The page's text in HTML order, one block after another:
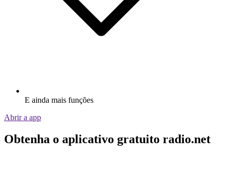
E ainda mais funções
Abrir a app
Obtenha o aplicativo gratuito radio.net